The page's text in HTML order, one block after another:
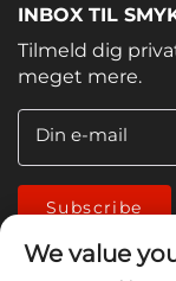
INBOX TIL
Tilmeld dig
meget mere.
Din e-mail
Subscribe
We value